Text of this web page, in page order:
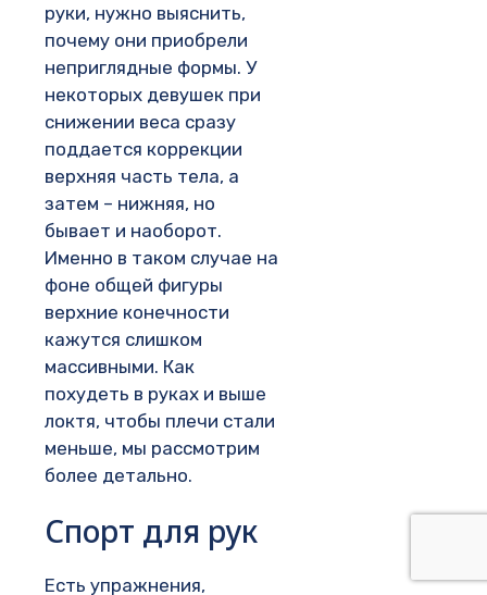
руки, нужно выяснить,
почему они приобрели
неприглядные формы. У
некоторых девушек при
снижении веса сразу
поддается коррекции
верхняя часть тела, а
затем – нижняя, но
бывает и наоборот.
Именно в таком случае на
фоне общей фигуры
верхние конечности
кажутся слишком
массивными. Как
похудеть в руках и выше
локтя, чтобы плечи стали
меньше, мы рассмотрим
более детально.
Спорт для рук
Есть упражнения,